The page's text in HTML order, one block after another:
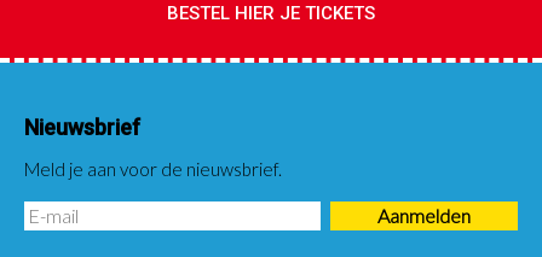
BESTEL HIER JE TICKETS
Nieuwsbrief
Meld je aan voor de nieuwsbrief.